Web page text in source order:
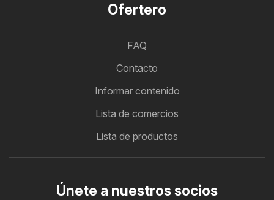
Ofertero
FAQ
Contacto
Informar contenido
Lista de comercios
Lista de productos
Únete a nuestros socios